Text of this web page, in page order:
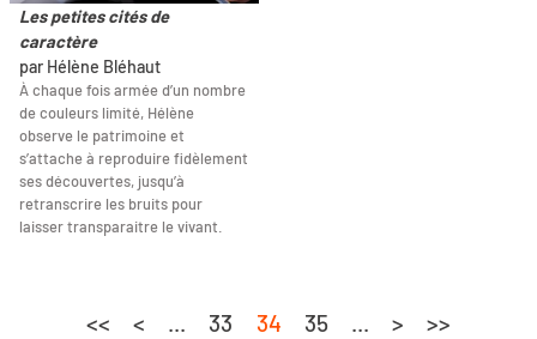
Les petites cités de
caractère
par Hélène Bléhaut
À chaque fois armée d’un nombre
de couleurs limité, Hélène
observe le patrimoine et
s’attache à reproduire fidèlement
ses découvertes, jusqu’à
retranscrire les bruits pour
laisser transparaitre le vivant.
<< < ... 33 34 35 ... > >>